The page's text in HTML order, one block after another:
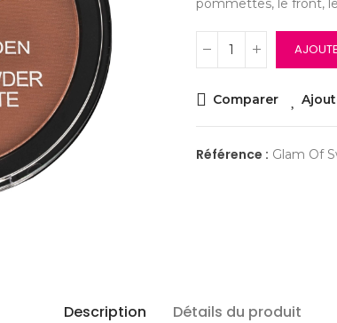
pommettes, le front,
Comparer
Référence : Glam Of
Description Détails du produit